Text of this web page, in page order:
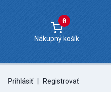
0
Nákupný košík
Prihlásiť | Registrovať